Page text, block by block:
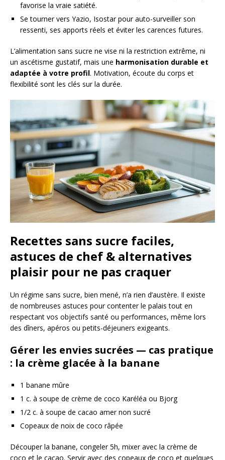
favorise la vraie satiété.
Se tourner vers Yazio, Isostar pour auto-surveiller son
ressenti, ses apports réels et éviter les carences futures.
L’alimentation sans sucre ne vise ni la restriction extrême, ni
un ascétisme gustatif, mais une harmonisation durable et
adaptée à votre profil. Motivation, écoute du corps et
flexibilité sont les clés sur la durée.
Recettes sans sucre faciles,
astuces de chef & alternatives
plaisir pour ne pas craquer
Un régime sans sucre, bien mené, n’a rien d’austère. Il existe
de nombreuses astuces pour contenter le palais tout en
respectant vos objectifs santé ou performances, même lors
des dîners, apéros ou petits-déjeuners exigeants.
Gérer les envies sucrées — cas pratique
: la crème glacée à la banane
1 banane mûre
1 c. à soupe de crème de coco Karéléa ou Bjorg
1/2 c. à soupe de cacao amer non sucré
Copeaux de noix de coco râpée
Découper la banane, congeler 5h, mixer avec la crème de
coco et le cacao. Servir avec des copeaux de coco et quelques